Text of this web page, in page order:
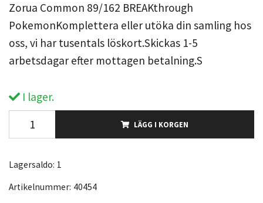
Zorua Common 89/162 BREAKthrough
PokemonKomplettera eller utöka din samling hos
oss, vi har tusentals löskort.Skickas 1-5
arbetsdagar efter mottagen betalning.S
I lager.
LÄGG I KORGEN
Lagersaldo: 1
Artikelnummer: 40454